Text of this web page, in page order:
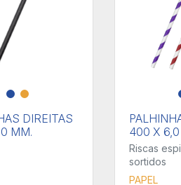
DIREITAS
MM.
400 X
Riscas
sortidos
PAPEL